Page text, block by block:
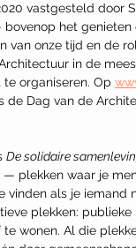
vastgesteld door
het
van onze tijd en de
in de
organiseren. Op
de Dag van de
De solidaire
plekken waar je
vinden als je
plekken:
wonen. Al die